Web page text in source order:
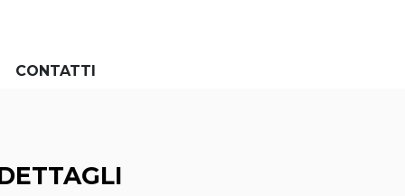
CONTATTI